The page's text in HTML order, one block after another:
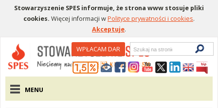
Stowarzyszenie SPES informuje, że strona www stosuje pliki
cookies. Więcej informacji wPolityce prywatności i cookies.
Akceptuje.
Menu pomocniczeWPŁACAM DAR
Wyszukiwarka
Menu główne
MENU